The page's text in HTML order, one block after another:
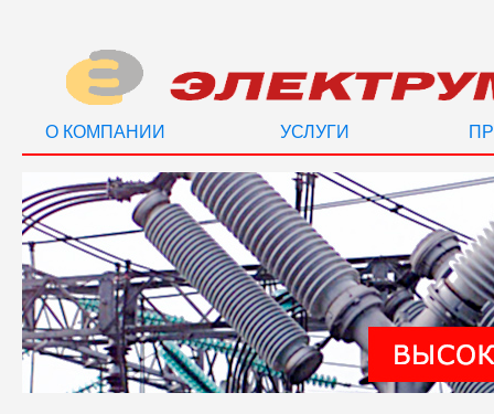
О КОМПАНИИ УСЛУГИ